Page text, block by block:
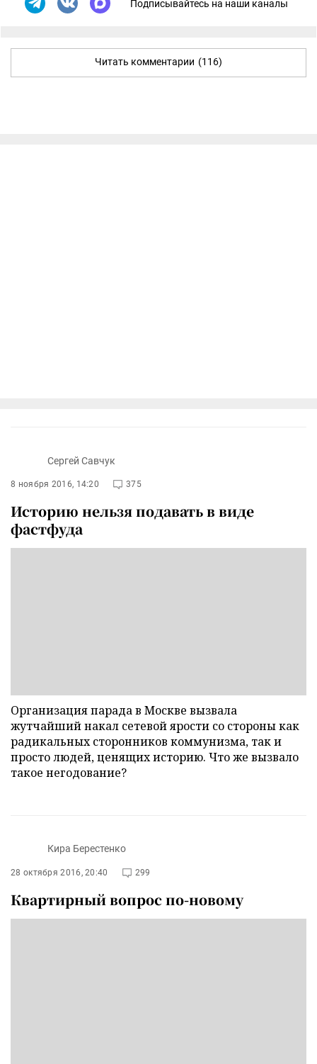
Подписывайтесь на наши каналы
Читать комментарии (116)
Сергей Савчук
8 ноября 2016, 14:20 375
Историю нельзя подавать в виде
фастфуда
Организация парада в Москве вызвала
жутчайший накал сетевой ярости со стороны как
радикальных сторонников коммунизма, так и
просто людей, ценящих историю. Что же вызвало
такое негодование?
Кира Берестенко
28 октября 2016, 20:40 299
Квартирный вопрос по-новому